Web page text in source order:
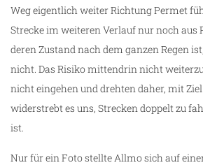
Weg eigentlich weiter Richtung Permet
Strecke im weiteren Verlauf nur noch aus
deren Zustand nach dem ganzen Regen
nicht. Das Risiko mittendrin nicht
nicht eingehen und drehten daher, mit
widerstrebt es uns, Strecken doppelt zu
ist.
Nur für ein Foto stellte Allmo sich auf